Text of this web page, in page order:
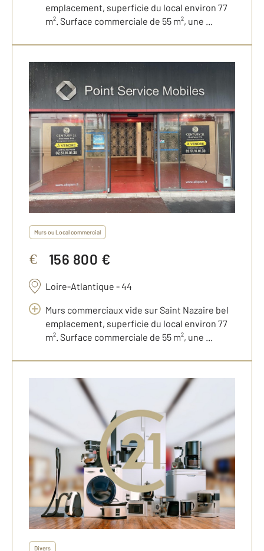
emplacement, superficie du local environ 77
m². Surface commerciale de 55 m², une ...
Murs ou Local commercial
€ 156 800 €
Loire-Atlantique - 44
Murs commerciaux vide sur Saint Nazaire bel
emplacement, superficie du local environ 77
m². Surface commerciale de 55 m², une ...
Divers